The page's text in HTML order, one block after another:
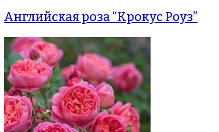
Английская роза “Крокус Роуз”